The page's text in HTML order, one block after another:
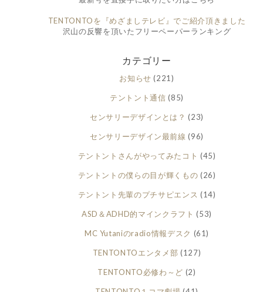
TENTONTOを『めざましテレビ』でご紹介頂きました
沢山の反響を頂いたフリーペーパーランキング
カテゴリー
お知らせ (221)
テントント通信 (85)
センサリーデザインとは？ (23)
センサリーデザイン最前線 (96)
テントントさんがやってみたコト (45)
テントントの僕らの目が輝くもの (26)
テントント先輩のプチサピエンス (14)
ASD＆ADHD的マインクラフト (53)
MC Yutaniのradio情報デスク (61)
TENTONTOエンタメ部 (127)
TENTONTO必修わ～ど (2)